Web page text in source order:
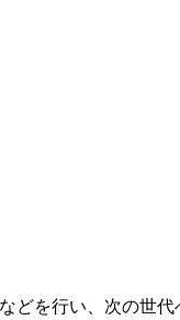
どを行い、次の世